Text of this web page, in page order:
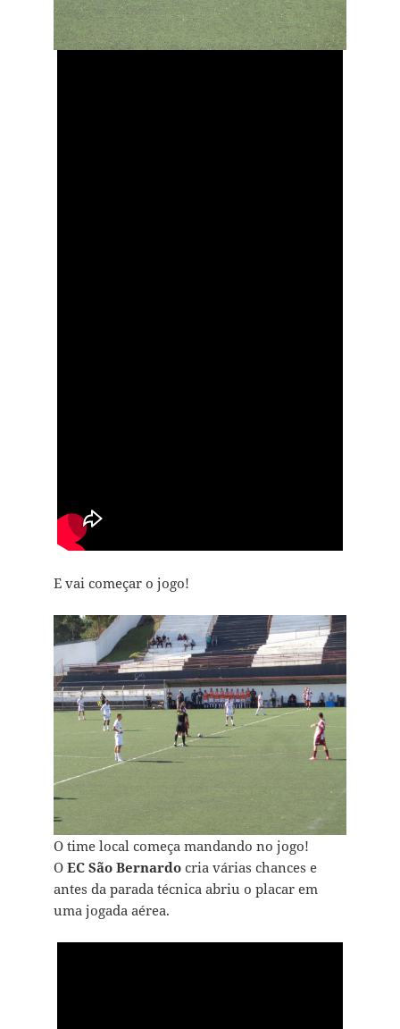
E vai começar o jogo!
O time local começa mandando no jogo!
O EC São Bernardocria várias chances e
antes da parada técnica abriu o placar em
uma jogada aérea.